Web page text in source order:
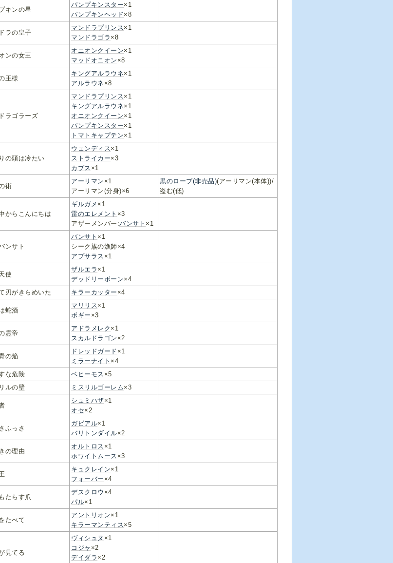
キンの星
パンプキンスター×1
パンプキンヘッド×8
ラの皇子
マンドラプリンス ×1
マンドラゴラ ×8
ンの女王
オニオンクイーン×1
マッドオニオン ×8
王様
キングアルラウネ×1
アルラウネ ×8
ラゴラーズ
マンドラプリンス ×1
キングアルラウネ×1
オニオンクイーン×1
パンプキンスター×1
トマトキャプテン×1
の頭は冷たい
ウェンディス ×1
ストライカー×3
カブス ×1
術
アーリマン ×1
アーリマン(分身)×6
黒のローブ(非売品)(アーリマン(本体))/
盗む(低)
からこんにちは
ギルガメ ×1
雷のエレメント ×3
アザーメンバー:バンサト ×1
ンサト
バンサト ×1
シーク族の漁師×4
アプサラス ×1
使
ザルエラ ×1
デッドリーボーン×4
刃がきらめいた キラーカッター ×4
蛇酒
マリリス ×1
ボギー ×3
霊帝
アドラメレク ×1
スカルドラゴン ×2
の焔
ドレッドガード ×1
ミラーナイト ×4
な危険 ベヒーモス ×5
ルの壁 ミスリルゴーレム×3
シュミハザ×1
オセ×2
ふっさ
ガビアル×1
バリトンダイル×2
の理由
オルトロス ×1
ホワイトムース ×3
キュクレイン×1
フォーバー ×4
たらす爪
デスクロウ ×4
パル×1
たべて
アントリオン×1
キラーマンティス ×5
見てる
ヴィシュヌ ×1
コジャ ×2
デイダラ ×2